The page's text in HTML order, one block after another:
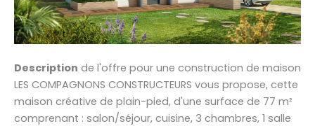
Description de l'offre pour une construction de maison
LES COMPAGNONS CONSTRUCTEURS vous propose, cette
maison créative de plain-pied, d'une surface de 77 m²
comprenant : salon/séjour, cuisine, 3 chambres, 1 salle